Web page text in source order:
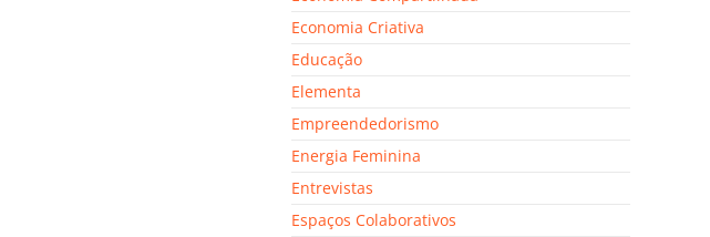
Economia Criativa
Educação
Elementa
Empreendedorismo
Energia Feminina
Entrevistas
Espaços Colaborativos